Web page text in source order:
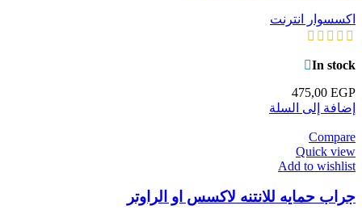
اكسسوار انترنت
In stock
475,00 EGP
إضافة إلى السلة
Compare
Quick view
Add to wishlist
جراب حمايه للانتنه لاكسس او الراوتر